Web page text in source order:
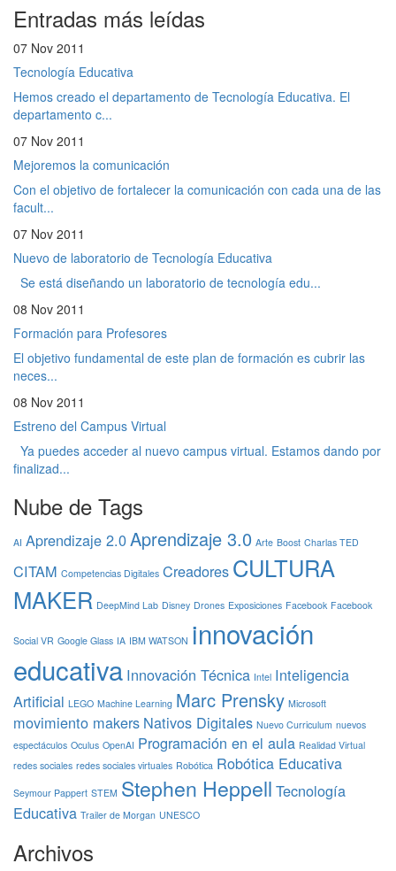
Entradas más leídas
07 Nov 2011
Tecnología Educativa
Hemos creado el departamento de Tecnología Educativa. El
departamento c...
07 Nov 2011
Mejoremos la comunicación
Con el objetivo de fortalecer la comunicación con cada una de las
facult...
07 Nov 2011
Nuevo de laboratorio de Tecnología Educativa
Se está diseñando un laboratorio de tecnología edu...
08 Nov 2011
Formación para Profesores
El objetivo fundamental de este plan de formación es cubrir las
neces...
08 Nov 2011
Estreno del Campus Virtual
Ya puedes acceder al nuevo campus virtual. Estamos dando por
finalizad...
Nube de Tags
AI Aprendizaje 2.0Aprendizaje 3.0 Arte Boost Charlas TED
CITAM Competencias Digitales Creadores CULTURA
MAKER DeepMind Lab Disney Drones Exposiciones Facebook Facebook
Social VR Google Glass IA IBM WATSON innovación
educativa Innovación Técnica Intel Inteligencia
Artificial LEGO Machine Learning Marc Prensky Microsoft
movimiento makers Nativos Digitales Nuevo Curriculum nuevos
espectáculos Oculus OpenAI Programación en el aula Realidad Virtual
redes sociales redes sociales virtuales Robótica Robótica Educativa
Seymour Pappert STEM Stephen Heppell Tecnología
Educativa Trailer de Morgan UNESCO
Archivos